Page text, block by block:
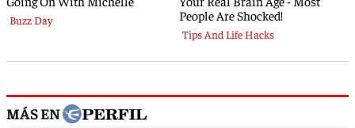
MÁS EN